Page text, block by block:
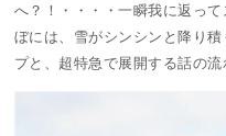
へ？！・・・・一瞬我に返っ
ぼには、雪がシンシンと降り
プと、超特急で展開する話の